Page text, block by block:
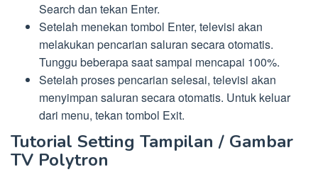
Search dan tekan Enter.
Setelah menekan tombol Enter, televisi akan
melakukan pencarian saluran secara otomatis.
Tunggu beberapa saat sampai mencapai 100%.
Setelah proses pencarian selesai, televisi akan
menyimpan saluran secara otomatis. Untuk keluar
dari menu, tekan tombol Exit.
Tutorial Setting Tampilan / Gambar
TV Polytron